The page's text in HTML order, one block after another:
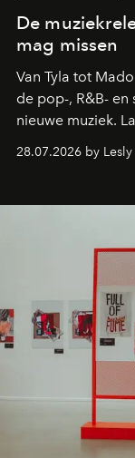
De
mag missen
Van Tyla tot
de pop-, R&B-
nieuwe muziek.
comebacks en
de releases die
28.07.2026 by